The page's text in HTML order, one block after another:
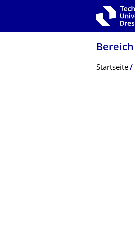
Zur Hauptnavigation springen
Startseite